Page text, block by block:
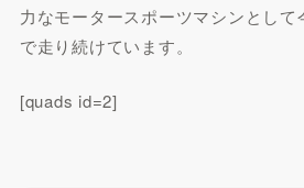
力なモータースポーツマシンとし
で走り続けています。
[quads id=2]